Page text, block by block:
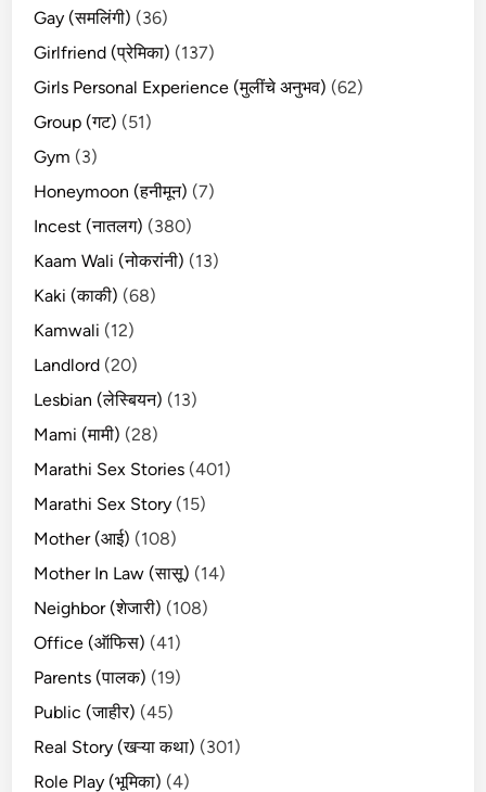
Gay (समलिंगी) (36)
Girlfriend (प्रेमिका) (137)
Girls Personal Experience (मुलींचे अनुभव) (62)
Group (गट) (51)
Gym (3)
Honeymoon (हनीमून) (7)
Incest (नातलग) (380)
Kaam Wali (नोकरांनी) (13)
Kaki (काकी) (68)
Kamwali (12)
Landlord (20)
Lesbian (लेस्बियन) (13)
Mami (मामी) (28)
Marathi Sex Stories (401)
Marathi Sex Story (15)
Mother (आई) (108)
Mother In Law (सासू) (14)
Neighbor (शेजारी) (108)
Office (ऑफिस) (41)
Parents (पालक) (19)
Public (जाहीर) (45)
Real Story (खऱ्या कथा) (301)
Role Play (भूमिका) (4)